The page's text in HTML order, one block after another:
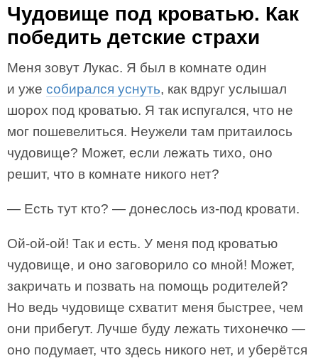
Чудовище под кроватью. Как
победить детские страхи
Меня зовут Лукас. Я был в комнате один
и уже собирался уснуть, как вдруг услышал
шорох под кроватью. Я так испугался, что не
мог пошевелиться. Неужели там притаилось
чудовище? Может, если лежать тихо, оно
решит, что в комнате никого нет?
— Есть тут кто? — донеслось из-под кровати.
Ой-ой-ой! Так и есть. У меня под кроватью
чудовище, и оно заговорило со мной! Может,
закричать и позвать на помощь родителей?
Но ведь чудовище схватит меня быстрее, чем
они прибегут. Лучше буду лежать тихонечко —
оно подумает, что здесь никого нет, и уберётся